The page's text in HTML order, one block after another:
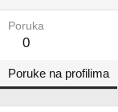
Poruka
0
Poruke na profilima